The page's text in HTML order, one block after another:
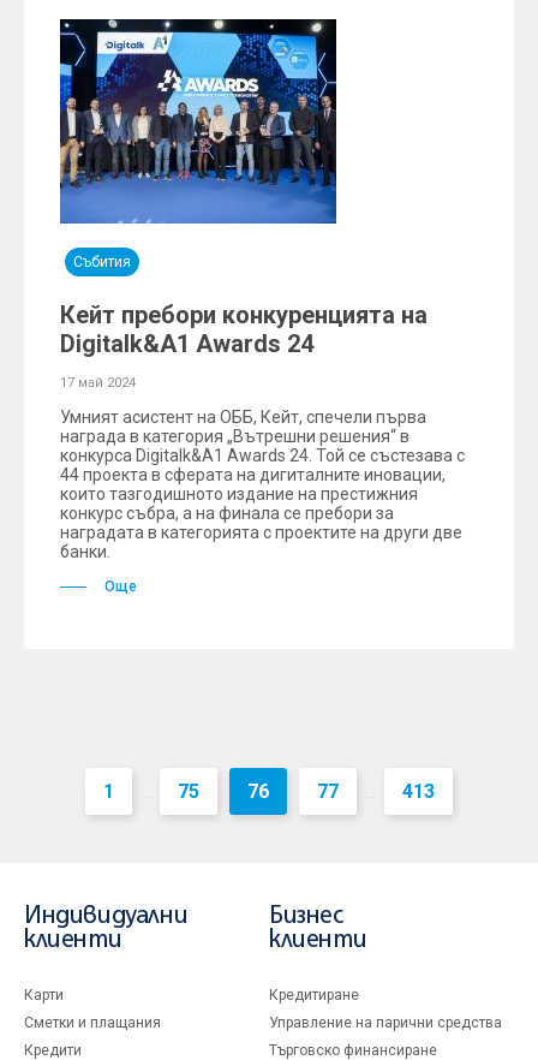
Събития
Кейт пребори конкуренцията на
Digitalk&A1 Awards 24
17 май 2024
Умният асистент на ОББ, Кейт, спечели първа
награда в категория „Вътрешни решения“ в
конкурса Digitalk&A1 Awards 24. Той се състезава с
44 проекта в сферата на дигиталните иновации,
които тазгодишното издание на престижния
конкурс събра, а на финала се пребори за
наградата в категорията с проектите на други две
банки.
Още
1 ... 75 76 77 ... 413
Индивидуални
клиенти
Карти
Сметки и плащания
Кредити
Бизнес
клиенти
Кредитиране
Управление на парични средства
Търговско финансиране